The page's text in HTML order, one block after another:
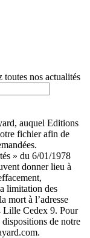
nos actualités
auquel Editions
fichier afin de
» du 6/01/1978
donner lieu à
limitation des
mort à l’adresse
Cedex 9. Pour
de notre